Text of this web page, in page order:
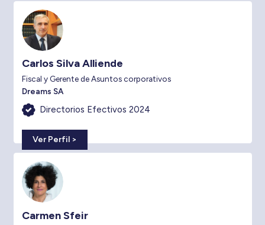
Carlos Silva Alliende
Fiscal y Gerente de Asuntos corporativos
Dreams SA
Directorios Efectivos 2024
Ver Perfil >
Carmen Sfeir